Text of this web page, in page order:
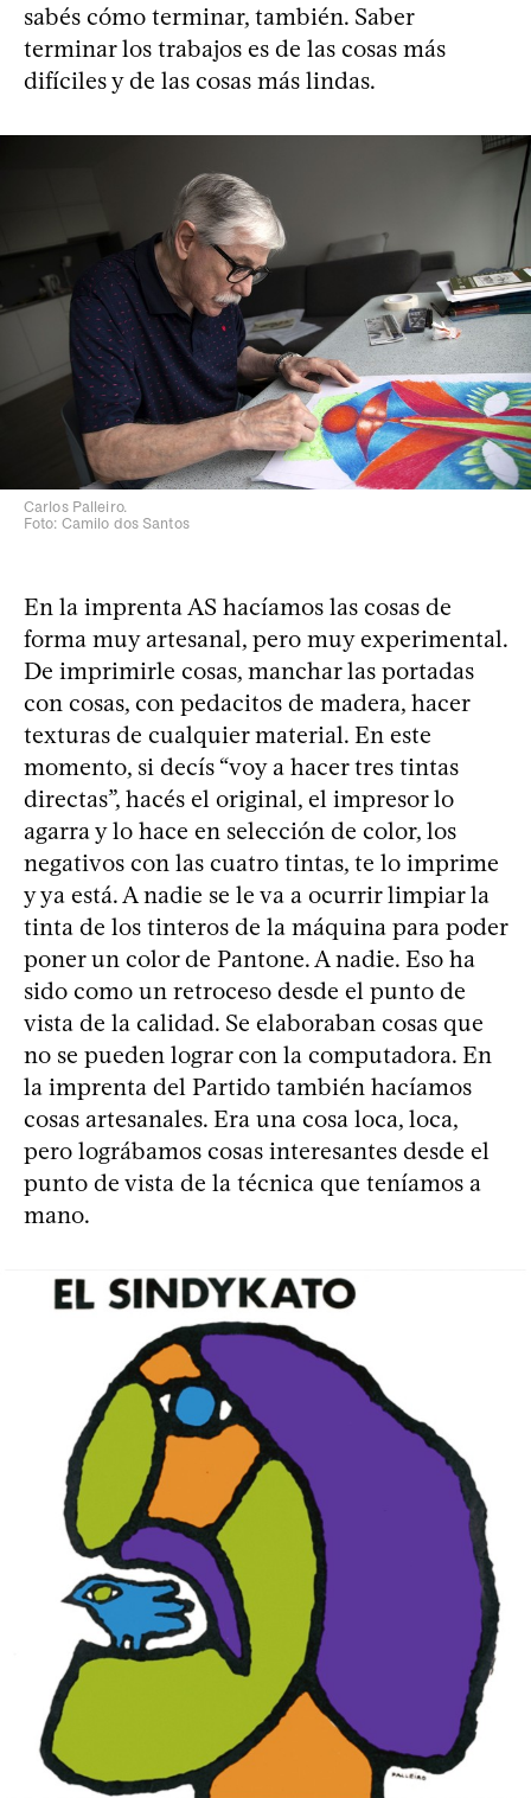
sabés cómo terminar, también. Saber
terminar los trabajos es de las cosas más
difíciles y de las cosas más lindas.
Carlos Palleiro.
Foto: Camilo dos Santos
En la imprenta AS hacíamos las cosas de
forma muy artesanal, pero muy experimental.
De imprimirle cosas, manchar las portadas
con cosas, con pedacitos de madera, hacer
texturas de cualquier material. En este
momento, si decís “voy a hacer tres tintas
directas”, hacés el original, el impresor lo
agarra y lo hace en selección de color, los
negativos con las cuatro tintas, te lo imprime
y ya está. A nadie se le va a ocurrir limpiar la
tinta de los tinteros de la máquina para poder
poner un color de Pantone. A nadie. Eso ha
sido como un retroceso desde el punto de
vista de la calidad. Se elaboraban cosas que
no se pueden lograr con la computadora. En
la imprenta del Partido también hacíamos
cosas artesanales. Era una cosa loca, loca,
pero lográbamos cosas interesantes desde el
punto de vista de la técnica que teníamos a
mano.